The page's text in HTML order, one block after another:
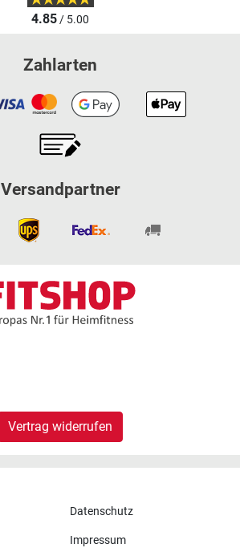
4.85/ 5.00
Zahlarten
Versandpartner
Vertrag widerrufen
Datenschutz
Impressum